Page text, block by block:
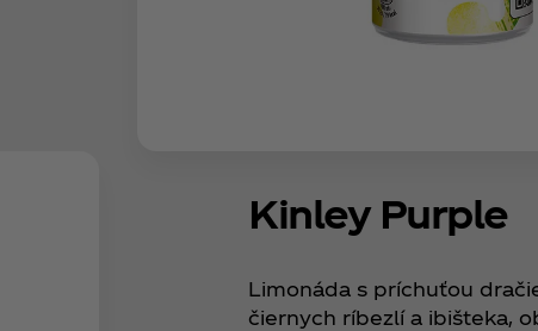
Kinley Purple
Limonáda s príchuťou
čiernych ríbezlí a ibišteka,